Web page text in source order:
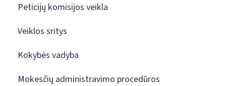
Peticijų komisijos veikla
Veiklos sritys
Kokybės vadyba
Mokesčių administravimo procedūros